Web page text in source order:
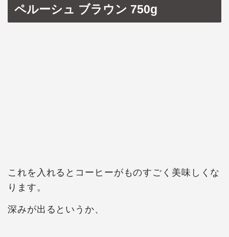
ペルーシュ ブラウン 750g
これを入れるとコーヒーがものすごく美味しくな
ります。
深みが出るというか、